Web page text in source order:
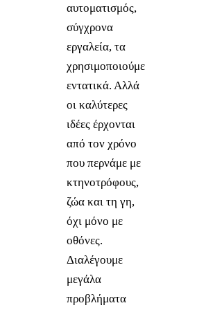
αυτοματισμός,
σύγχρονα
εργαλεία, τα
χρησιμοποιούμε
εντατικά. Αλλά
οι καλύτερες
ιδέες έρχονται
από τον χρόνο
που περνάμε με
κτηνοτρόφους,
ζώα και τη γη,
όχι μόνο με
οθόνες.
Διαλέγουμε
μεγάλα
προβλήματα